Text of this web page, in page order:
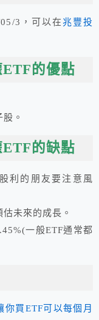
3，可以在兆豐投
的優點
。
的缺點
利的朋友要注意風
未來的成長。
一般ETF通常都
你買ETF可以每個月